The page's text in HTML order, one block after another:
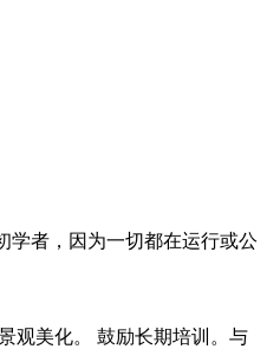
学者，因为一切都在运行或公
观美化。 鼓励长期培训。与